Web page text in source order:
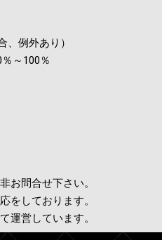
例外あり）
～100％
お問合せ下さい。
をしております。
運営しています。